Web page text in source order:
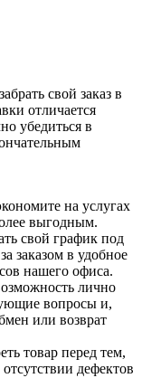
свой заказ в
отличается
убедиться в
на услугах
выгодным.
свой график под
заказом в удобное
нашего офиса.
лично
вопросы и,
или возврат
товар перед тем,
дефектов